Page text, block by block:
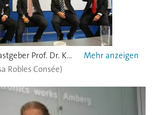
Happy Family: Gastgeber Prof. Dr. Karl-Heinz Büttner von Siemens und die ASM-Spezialisten Günter Lauber, Michael Brianda und Günter Schindler.
Robles Consée)